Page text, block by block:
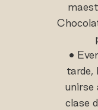
•
tarde,
unirse
clase